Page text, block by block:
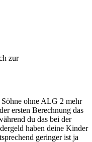
zur
ohne ALG 2 mehr
ersten Berechnung das
du das bei der
haben deine Kinder
geringer ist ja